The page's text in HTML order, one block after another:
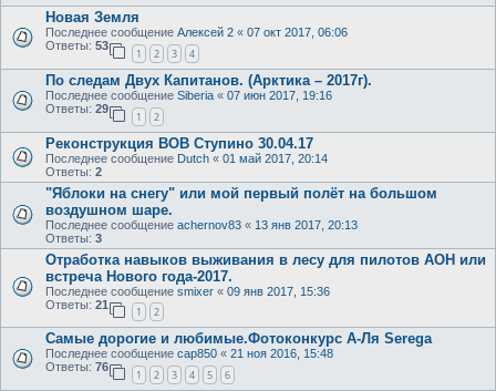
Новая Земля
Последнее сообщение Алексей 2 « 07 окт 2017, 06:06
Ответы: 53
1 2 3 4
По следам Двух Капитанов. (Арктика – 2017г).
Последнее сообщение Siberia « 07 июн 2017, 19:16
Ответы: 29
1 2
Реконструкция ВОВ Ступино 30.04.17
Последнее сообщение Dutch « 01 май 2017, 20:14
Ответы: 2
"Яблоки на снегу" или мой первый полёт на большом
воздушном шаре.
Последнее сообщение achernov83 « 13 янв 2017, 20:13
Ответы: 3
Отработка навыков выживания в лесу для пилотов АОН или
встреча Нового года-2017.
Последнее сообщение smixer « 09 янв 2017, 15:36
Ответы: 21
1 2
Самые дорогие и любимые.Фотоконкурс А-Ля Serega
Последнее сообщение cap850 « 21 ноя 2016, 15:48
Ответы: 76
1 2 3 4 5 6